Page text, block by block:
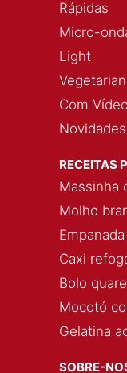
Rápidas
Micro-
Light
Com
Novidades
RECEITAS
Massinha
Molho
Caxi
Bolo
Mocotó
Gelatina
SOBRE-